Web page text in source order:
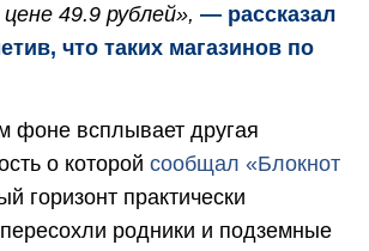
49.9 рублей», — рассказал
что таких магазинов по
фоне всплывает другая
о которой сообщал «Блокнот
горизонт практически
родники и подземные